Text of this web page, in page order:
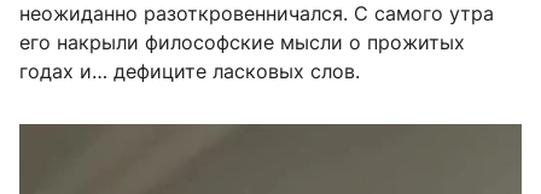
неожиданно разоткровенничался. С самого утра
его накрыли философские мысли о прожитых
годах и… дефиците ласковых слов.